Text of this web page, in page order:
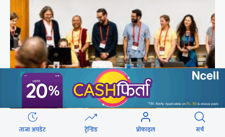
सुरक्षा रिपोर्ट : प्राज्ञिक आवरणमा तिब्बत पक्षीय भाष्य
ताजा अपडेट ट्रेन्डिङ प्रोफाइल सर्च